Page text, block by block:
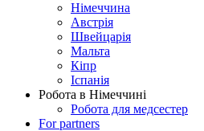
Німеччина
Австрія
Швейцарія
Мальта
Кіпр
Іспанія
Робота в Німеччині
Робота для медсестер
For partners